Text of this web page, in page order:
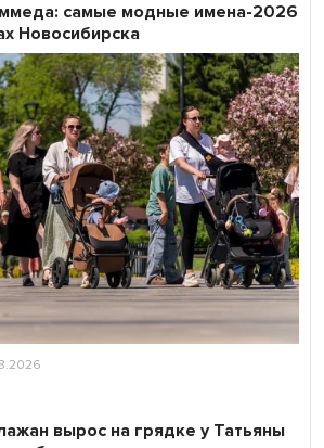
самые модные имена-2026
Новосибирска
вырос на грядке у Татьяны